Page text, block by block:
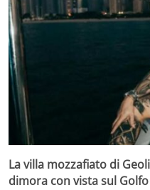
La villa mozzafiato di
dimora con vista sul